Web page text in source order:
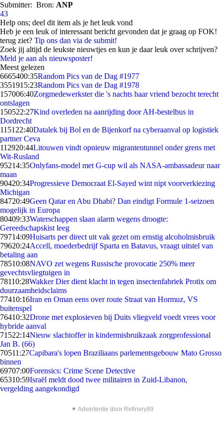
Submitter: Bron: ANP
43
Help ons; deel dit item als je het leuk vond
Heb je een leuk of interessant bericht gevonden dat je graag op FOK!
terug ziet? Tip ons dan via de submit!
Zoek jij altijd de leukste nieuwtjes en kun je daar leuk over schrijven?
Meld je aan als nieuwsposter!
Meest gelezen
6665400:35Random Pics van de Dag #1977
3551915:23Random Pics van de Dag #1978
157006:40Zorgmedewerkster die 's nachts haar vriend bezocht terecht
ontslagen
150522:27Kind overleden na aanrijding door AH-bestelbus in
Dordrecht
1151 22:40Datalek bij Bol en de Bijenkorf na cyberaanval op logistiek
partner Ceva
112920:44Litouwen vindt opnieuw migrantentunnel onder grens met
Wit-Rusland
95214:35Onlyfans-model met G-cup wil als NASA-ambassadeur naar
maan
90420:34Progressieve Democraat El-Sayed wint nipt voorverkiezing
Michigan
84720:49Geen Qatar en Abu Dhabi? Dan eindigt Formule 1-seizoen
mogelijk in Europa
80409:33Waterschappen slaan alarm wegens droogte:
Gereedschapskist leeg
79714:09Huisarts per direct uit vak gezet om ernstig alcoholmisbruik
79620:24Accell, moederbedrijf Sparta en Batavus, vraagt uitstel van
betaling aan
78510:08NAVO zet wegens Russische provocatie 250% meer
gevechtsvliegtuigen in
78110:28Wakker Dier dient klacht in tegen insectenfabriek Protix om
duurzaamheidsclaims
77410:16Iran en Oman eens over route Straat van Hormuz, VS
buitenspel
76410:32Drone met explosieven bij Duits vliegveld voedt vrees voor
hybride aanval
71522:14Nieuw slachtoffer in kindermisbruikzaak zorgprofessional
Jan B. (66)
70511:27Capibara's lopen Braziliaans parlementsgebouw Mato Grosso
binnen
69707:00Forensics: Crime Scene Detective
65310:59Israël meldt dood twee militairen in Zuid-Libanon,
vergelding aangekondigd
▼ Advertentie door Refinery89